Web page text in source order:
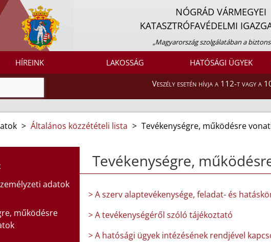
NÓGRÁD VÁRMEGYEI
KATASZTRÓFAVÉDELMI
„Magyarország szolgálatában a
HÍREINK LAKOSSÁG HATÓSÁGI ÜGYEK
Veszély esetén hívja a 112-t vagy a
> Általános közzétételi lista > Tevékenységre, működésre
adatok
működésre
Tevékenységre,
> A szerv alaptevékenysége, feladat- és
> A tevékenységéről szóló tájékoztató
> A hatósági ügyek intézésének rendjével